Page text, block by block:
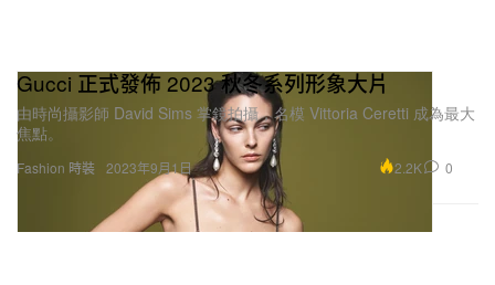
Fashion 時裝
Gucci 正式發佈 2023 秋冬系列形象大片
由時尚攝影師 David Sims 掌鏡拍攝，名模 Vittoria Ceretti 成為最大
焦點。
2023年9月1日 2.2K 0